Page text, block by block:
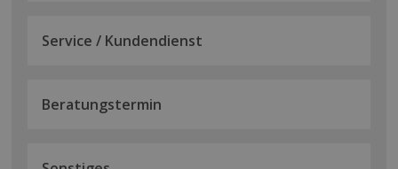
Service / Kundendienst
Beratungstermin